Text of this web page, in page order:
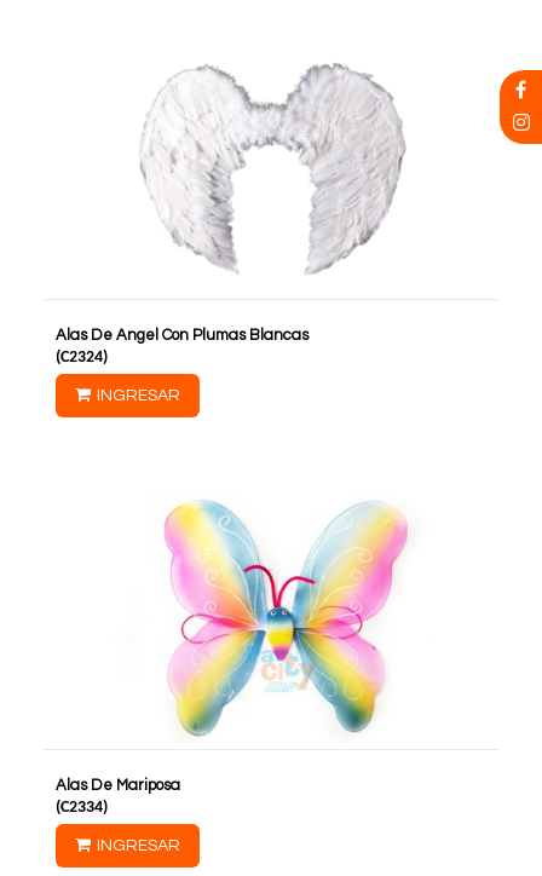
Alas De Angel Con Plumas Blancas
(C2324)
INGRESAR
Alas De Mariposa
(C2334)
INGRESAR